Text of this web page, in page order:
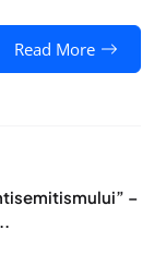
Read More
–